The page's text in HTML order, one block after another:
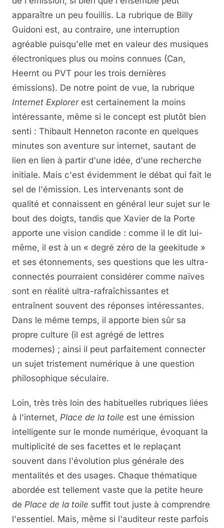
apparaître un peu fouillis. La rubrique de Billy
Guidoni est, au contraire, une interruption
agréable puisqu'elle met en valeur des musiques
électroniques plus ou moins connues (Can,
Heernt ou PVT pour les trois dernières
émissions). De notre point de vue, la rubrique
Internet Explorerest certainement la moins
intéressante, même si le concept est plutôt bien
senti : Thibault Henneton raconte en quelques
minutes son aventure sur internet, sautant de
lien en lien à partir d'une idée, d'une recherche
initiale. Mais c'est évidemment le débat qui fait le
sel de l'émission. Les intervenants sont de
qualité et connaissent en général leur sujet sur le
bout des doigts, tandis que Xavier de la Porte
apporte une vision candide : comme il le dit lui-
même, il est à un « degré zéro de la geekitude »
et ses étonnements, ses questions que les ultra-
connectés pourraient considérer comme naïves
sont en réalité ultra-rafraîchissantes et
entraînent souvent des réponses intéressantes.
Dans le même temps, il apporte bien sûr sa
propre culture (il est agrégé de lettres
modernes) ; ainsi il peut parfaitement connecter
un sujet tristement numérique à une question
philosophique séculaire.
Loin, très très loin des habituelles rubriques liées
à l'internet, Place de la toile est une émission
intelligente sur le monde numérique, évoquant la
multiplicité de ses facettes et le replaçant
souvent dans l'évolution plus générale des
mentalités et des usages. Chaque thématique
abordée est tellement vaste que la petite heure
de Place de la toile suffit tout juste à comprendre
l'essentiel. Mais, même si l'auditeur reste parfois